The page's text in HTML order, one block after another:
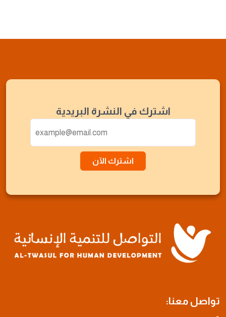
اشترك في النشرة البريدية
اشترك الآن
تواصل معنا: